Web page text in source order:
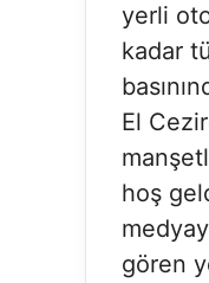
yerli
kadar
El
hoş
gören